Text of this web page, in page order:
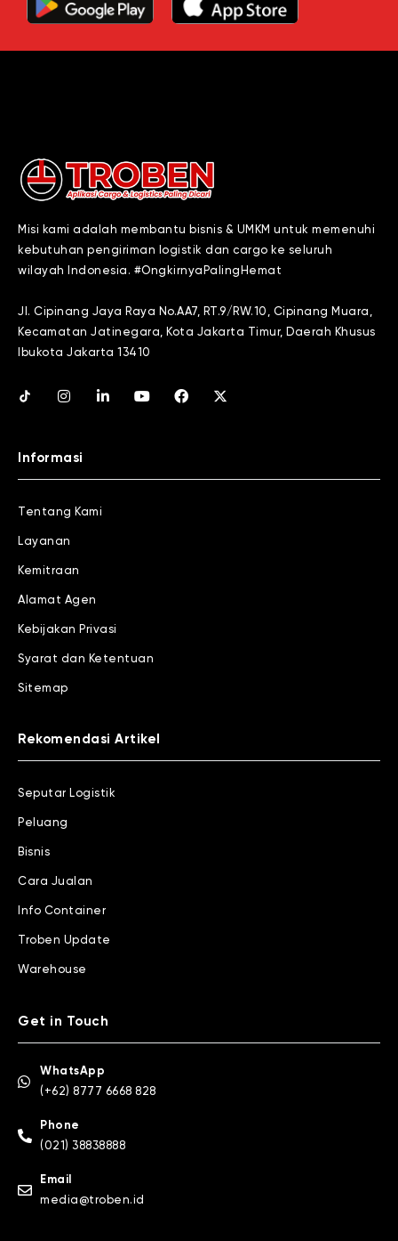
Misi kami adalah membantu bisnis & UMKM untuk memenuhi
kebutuhan pengiriman logistik dan cargo ke seluruh
wilayah Indonesia. #OngkirnyaPalingHemat
Jl. Cipinang Jaya Raya No.AA7, RT.9/RW.10, Cipinang Muara,
Kecamatan Jatinegara, Kota Jakarta Timur, Daerah Khusus
Ibukota Jakarta 13410
Informasi
Tentang Kami
Layanan
Kemitraan
Alamat Agen
Kebijakan Privasi
Syarat dan Ketentuan
Sitemap
Rekomendasi Artikel
Seputar Logistik
Peluang
Bisnis
Cara Jualan
Info Container
Troben Update
Warehouse
Get in Touch
WhatsApp
(+62) 8777 6668 828
Phone
(021) 38838888
Email
media@troben.id